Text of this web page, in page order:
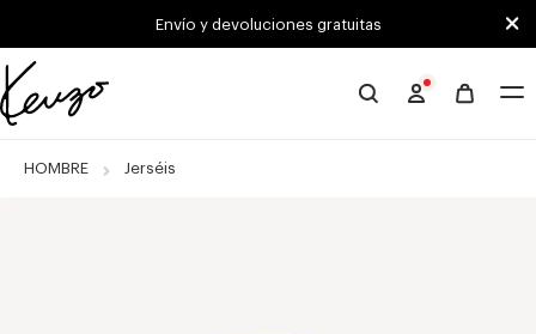
Skip to main content
Skip to footer contentEnvío y devoluciones gratuitas
Página
HOMBRE Jerséis